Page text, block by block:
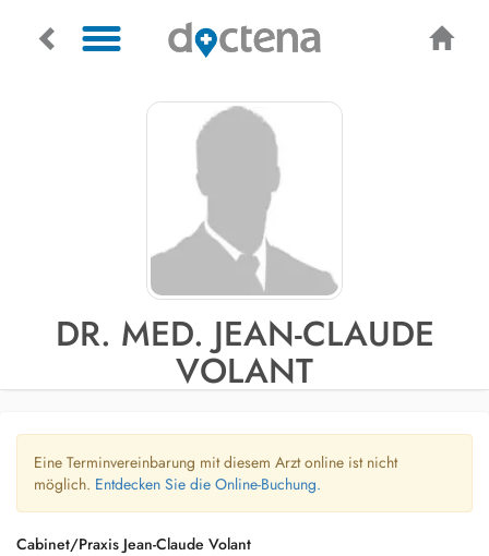
DR. MED. JEAN-CLAUDE
VOLANT
Eine Terminvereinbarung mit diesem Arzt online ist nicht
möglich. Entdecken Sie die Online-Buchung.
Cabinet/Praxis Jean-Claude Volant